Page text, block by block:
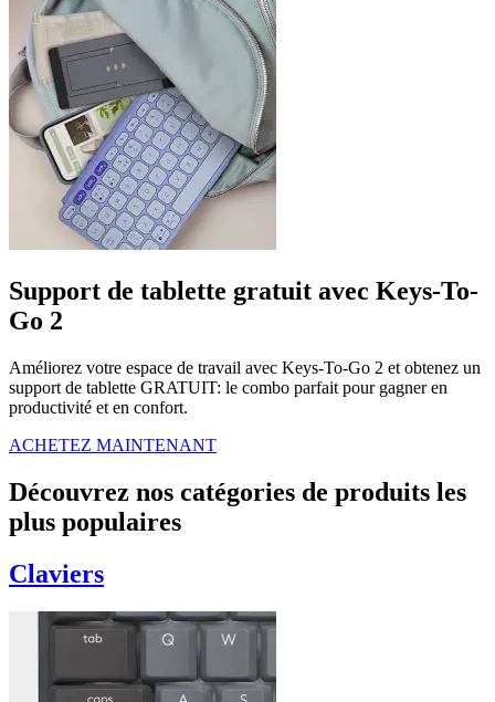
Support de tablette gratuit avec Keys-To-
Go 2
Améliorez votre espace de travail avec Keys-To-Go 2 et obtenez un
support de tablette GRATUIT: le combo parfait pour gagner en
productivité et en confort.
ACHETEZ MAINTENANT
Découvrez nos catégories de produits les
plus populaires
Claviers